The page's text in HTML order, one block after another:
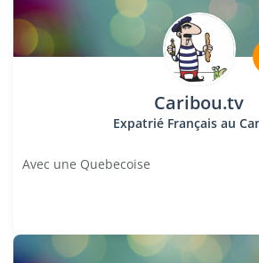
Caribou.tv
Expatrié Français au
Avec une Quebecoise